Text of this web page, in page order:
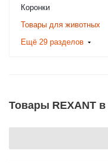
Коронки
Товары для животных
Ещё 29 разделов
Товары REXANT